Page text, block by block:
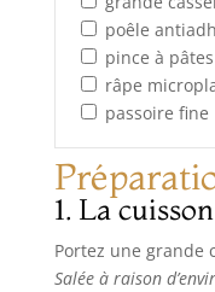
poêle
pince à pâtes
râpe
passoire fine
1. La
Portez une grande
Salée à raison